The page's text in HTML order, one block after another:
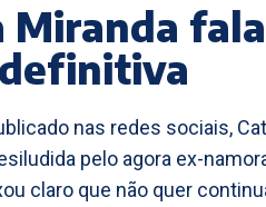
Miranda
nas redes sociais,
pelo agora ex-
claro que não quer